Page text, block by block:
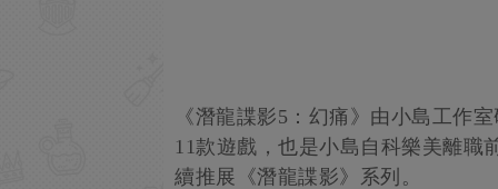
《潛龍諜影5：幻痛》由小島工作
11款遊戲，也是小島自科樂美離職
續推展《潛龍諜影》系列。